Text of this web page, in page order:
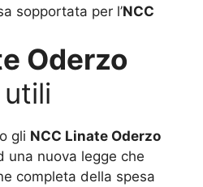
sopportata per l’NCC
Oderzo
gli NCC Linate Oderzo
una nuova legge che
completa della spesa